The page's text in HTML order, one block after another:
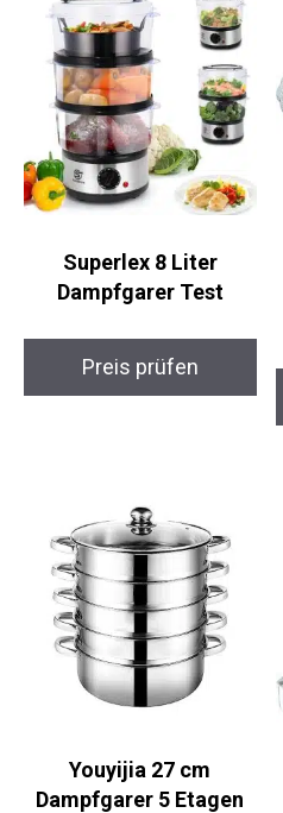
Superlex 8 Liter
Dampfgarer Test
Preis prüfen
Youyijia 27 cm
Dampfgarer 5 Etagen